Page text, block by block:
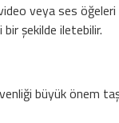
veya ses öğeleri
şekilde iletebilir.
büyük önem